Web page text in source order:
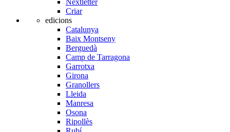
Nextletter
Criar
edicions
Catalunya
Baix Montseny
Berguedà
Camp de Tarragona
Garrotxa
Girona
Granollers
Lleida
Manresa
Osona
Ripollès